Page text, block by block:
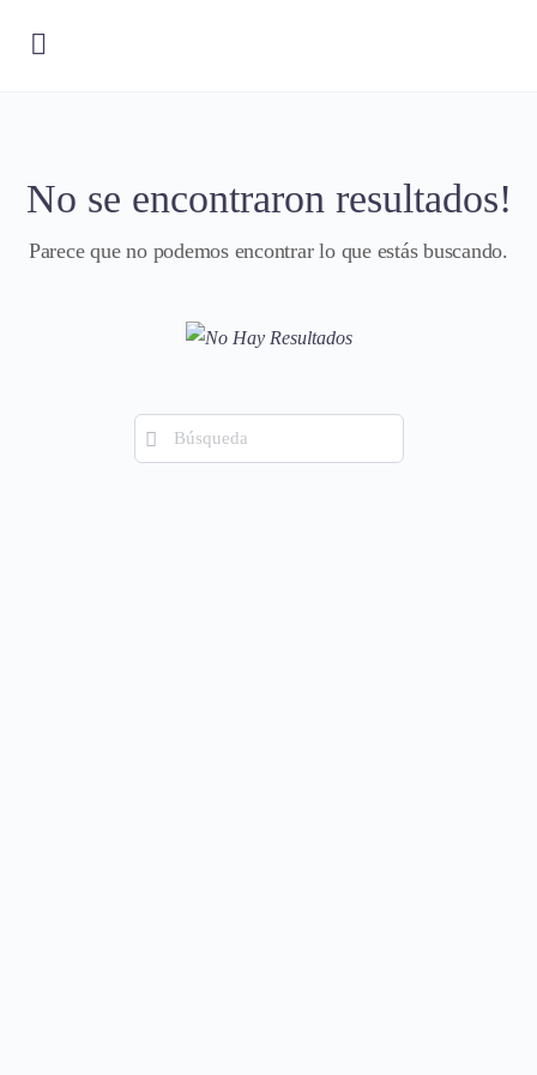
No se encontraron resultados!
Parece que no podemos encontrar lo que estás buscando.
Búsqueda
de: